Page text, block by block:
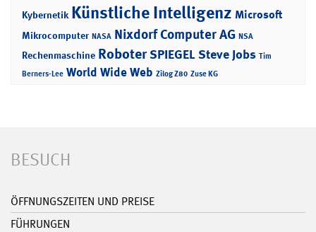
Kybernetik Künstliche Intelligenz Microsoft
Mikrocomputer NASA Nixdorf Computer AG NSA
Rechenmaschine RoboterSPIEGELSteve Jobs Tim
Berners-Lee World Wide Web Zilog Z80 Zuse KG
BESUCH
ÖFFNUNGSZEITEN UND PREISE
FÜHRUNGEN